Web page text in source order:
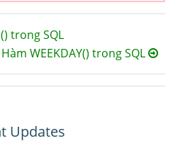
trong SQL
Hàm WEEKDAY() trong SQL
Updates